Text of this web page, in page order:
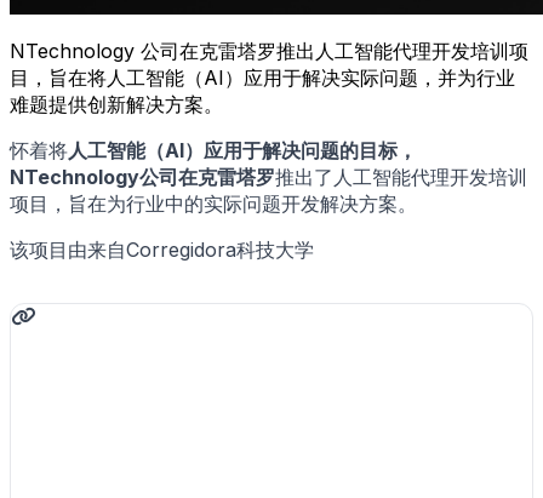
NTechnology 公司在克雷塔罗推出人工智能代理开发培训项
目，旨在将人工智能（AI）应用于解决实际问题，并为行业
难题提供创新解决方案。
怀着将人工智能（AI） 应用于解决问题的目标，
NTechnology公司在克雷塔罗推出了人工智能代理开发培训
项目，旨在为行业中的实际问题开发解决方案。
该项目由来自Corregidora科技大学